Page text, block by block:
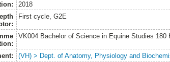
2018
First cycle, G2E
VK004 Bachelor of Science in Equine Studies 180
(VH) > Dept. of Anatomy, Physiology and